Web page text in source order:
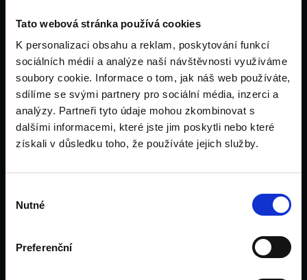
Tato webová stránka používá cookies
K personalizaci obsahu a reklam, poskytování funkcí
sociálních médií a analýze naší návštěvnosti využíváme
soubory cookie. Informace o tom, jak náš web používáte,
sdílíme se svými partnery pro sociální média, inzerci a
analýzy. Partneři tyto údaje mohou zkombinovat s
dalšími informacemi, které jste jim poskytli nebo které
získali v důsledku toho, že používáte jejich služby.
souhlasu
Nutné
Preferenční
Menu
Domů
Univerzity
Financování
Velká Británie
Irsko